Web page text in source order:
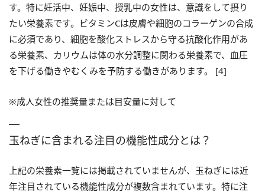
す。特に妊活中、妊娠中、授乳中の女性は、意識をして摂り
たい栄養素です。ビタミンCは皮膚や細胞のコラーゲンの合成
に必須であり、細胞を酸化ストレスから守る抗酸化作用があ
る栄養素、カリウムは体の水分調整に関わる栄養素で、血圧
を下げる働きやむくみを予防する働きがあります。 [4]
※成人女性の推奨量または目安量に対して
玉ねぎに含まれる注目の機能性成分とは？
上記の栄養素一覧には掲載されていませんが、玉ねぎには近
年注目されている機能性成分が複数含まれています。特に注